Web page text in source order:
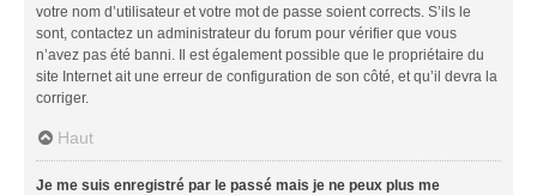
votre nom d’utilisateur et votre mot de passe soient corrects. S’ils le
sont, contactez un administrateur du forum pour vérifier que vous
n’avez pas été banni. Il est également possible que le propriétaire du
site Internet ait une erreur de configuration de son côté, et qu’il devra la
corriger.
Haut
Je me suis enregistré par le passé mais je ne peux plus me